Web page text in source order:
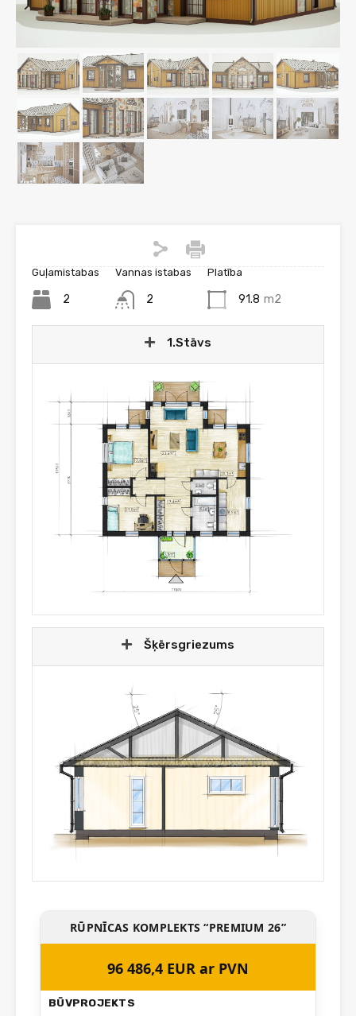
Guļamistabas
2
Vannas istabas
2
Platība
91.8 m2
1.Stāvs
Šķērsgriezums
RŪPNĪCAS KOMPLEKTS “PREMIUM 26”
96 486,4 EUR ar PVN
BŪVPROJEKTS